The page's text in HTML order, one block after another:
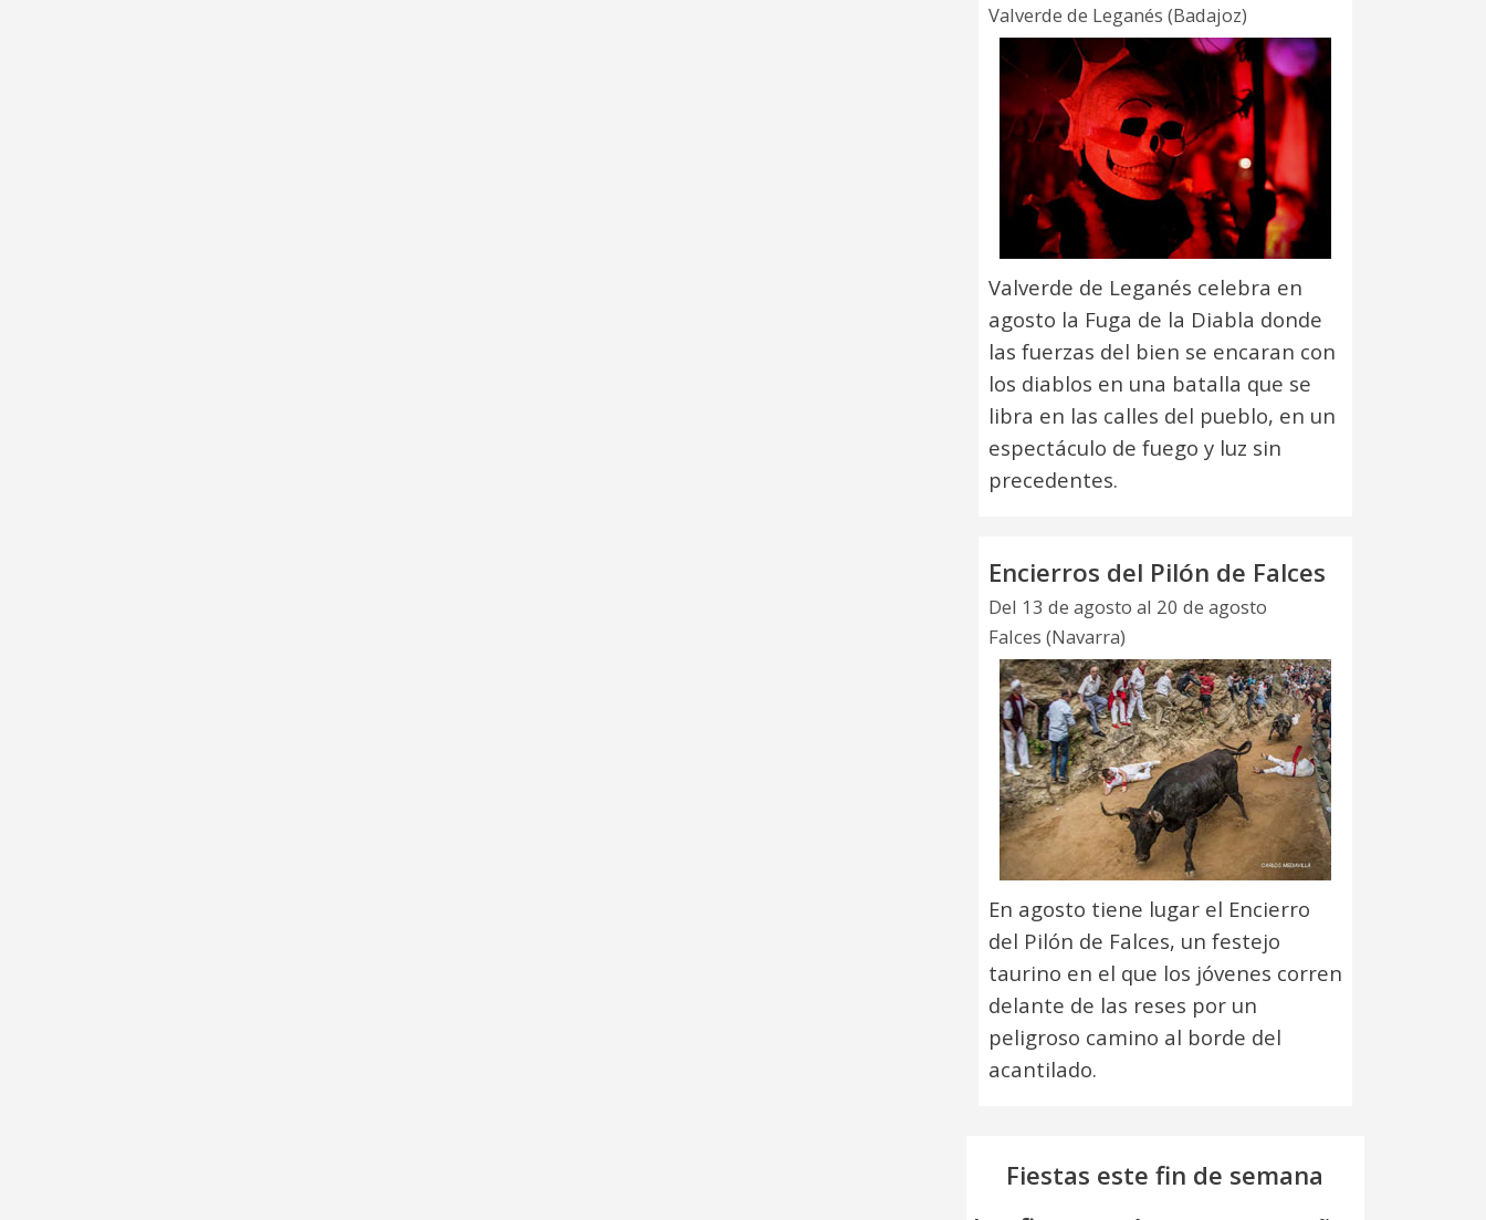
Valverde de Leganés (Badajoz)
Valverde de Leganés celebra en
agosto la Fuga de la Diabla donde
las fuerzas del bien se encaran con
los diablos en una batalla que se
libra en las calles del pueblo, en un
espectáculo de fuego y luz sin
precedentes.
Encierros del Pilón de Falces
Del 13 de agosto al 20 de agosto
Falces (Navarra)
En agosto tiene lugar el Encierro
del Pilón de Falces, un festejo
taurino en el que los jóvenes corren
delante de las reses por un
peligroso camino al borde del
acantilado.
Fiestas este fin de semana